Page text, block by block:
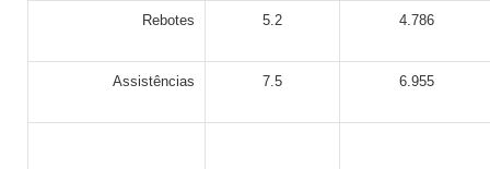
Rebotes 5.2 4.786
Assistências 7.5 6.955